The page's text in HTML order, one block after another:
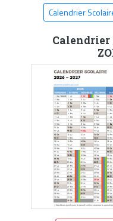
Calendrier
Calendrier